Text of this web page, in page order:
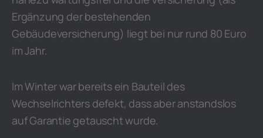
Ergänzung der bestehenden
Gebäudeversicherung) liegt bei nur rund 80 Euro
im Jahr.
Im Winter war bereits ein Bauteil des
Wechselrichters defekt, dass aber anstandslos
auf Garantie getauscht wurde.